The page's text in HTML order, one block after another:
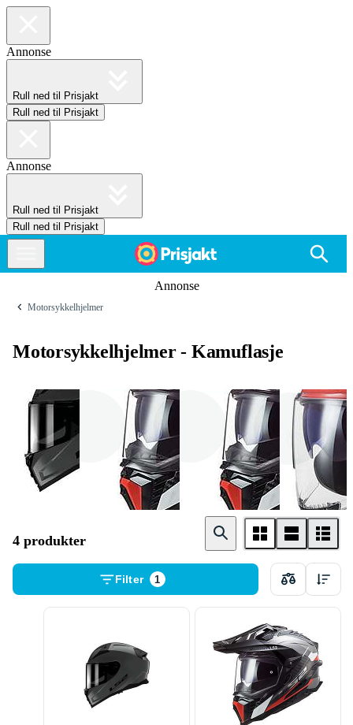
Annonse
Rull ned til Prisjakt
Rull ned til Prisjakt
Annonse
Rull ned til Prisjakt
Rull ned til Prisjakt
Annonse
Motorsykkelhjelmer
Motorsykkelhjelmer - Kamuflasje
Helhjelm Crosshjelmer
Adventurehjelm
4 produkter
Filter 1